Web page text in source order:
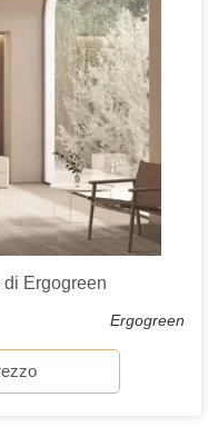
di Ergogreen
Ergogreen